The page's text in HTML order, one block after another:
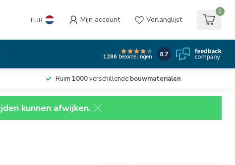
EUR Mijn account Verlanglijst
0
1286 beoordelingen 8.7
Ruim 1000verschillende bouwmaterialen
kunnen afwijken.